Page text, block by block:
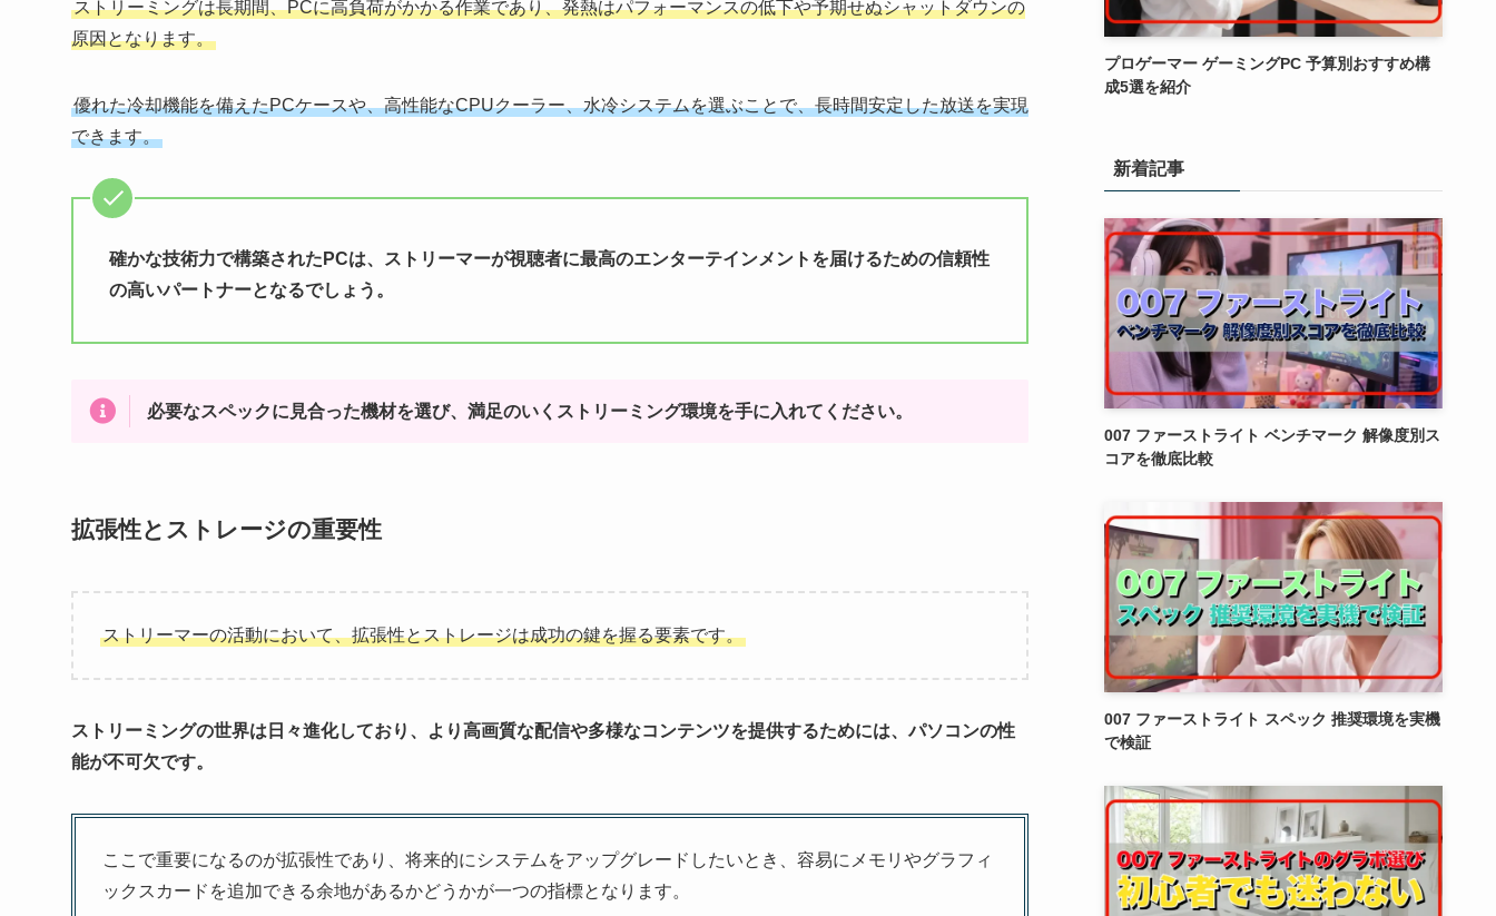
ストリーミングは長期間、PCに高負荷がかかる作業であり、発熱はパフォーマンスの低下や予期せぬシャットダウンの
原因となります。
優れた冷却機能を備えたPCケースや、高性能なCPUクーラー、水冷システムを選ぶことで、長時間安定した放送を実現
できます。
確かな技術力で構築されたPCは、ストリーマーが視聴者に最高のエンターテインメントを届けるための信頼性
の高いパートナーとなるでしょう。
必要なスペックに見合った機材を選び、満足のいくストリーミング環境を手に入れてください。
拡張性とストレージの重要性
ストリーマーの活動において、拡張性とストレージは成功の鍵を握る要素です。
ストリーミングの世界は日々進化しており、より高画質な配信や多様なコンテンツを提供するためには、パソコンの性
能が不可欠です。
ここで重要になるのが拡張性であり、将来的にシステムをアップグレードしたいとき、容易にメモリやグラフィ
ックスカードを追加できる余地があるかどうかが一つの指標となります。
プロゲーマー ゲーミングPC 予算別おすすめ構
成5選を紹介
新着記事
007 ファーストライト ベンチマーク 解像度別ス
コアを徹底比較
007 ファーストライト スペック 推奨環境を実機
で検証